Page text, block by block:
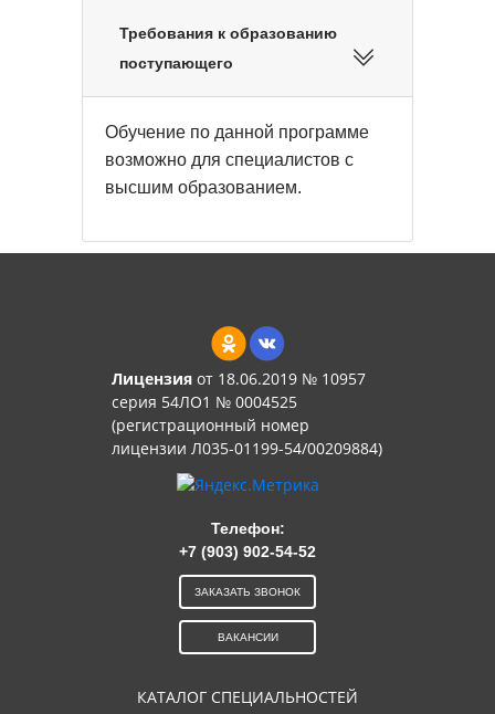
Требования к образованию
поступающего
Обучение по данной программе
возможно для специалистов с
высшим образованием.
Лицензияот 18.06.2019 № 10957
серия 54ЛО1 № 0004525
(регистрационный номер
лицензии Л035-01199-54/00209884)
КАТАЛОГ СПЕЦИАЛЬНОСТЕЙ
Телефон:
+7 (903) 902-54-52
ЗАКАЗАТЬ ЗВОНОК
ВАКАНСИИ